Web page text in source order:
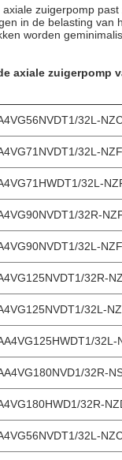
zuigerpomp
in de belasting van
worden
axiale zuigerpomp
32L-
32L-
32L-
32R-
32L-
32R-
32L-
32L-
32R-
32R-
32L-